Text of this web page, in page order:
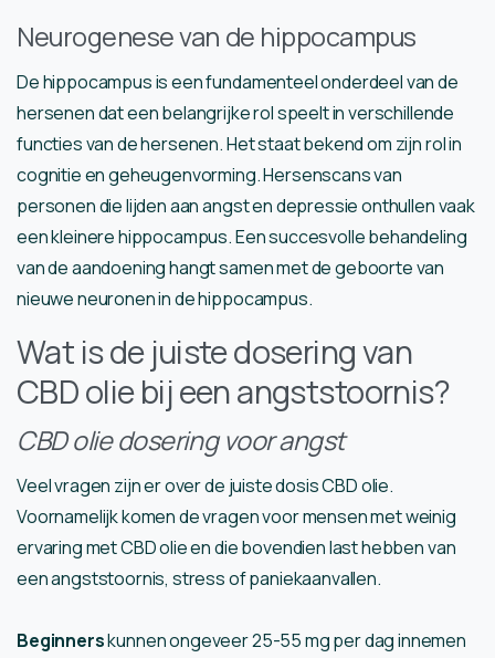
Neurogenese van de hippocampus
De hippocampus is een fundamenteel onderdeel van de
hersenen dat een belangrijke rol speelt in verschillende
functies van de hersenen. Het staat bekend om zijn rol in
cognitie en geheugenvorming. Hersenscans van
personen die lijden aan angst en depressie onthullen vaak
een kleinere hippocampus. Een succesvolle behandeling
van de aandoening hangt samen met de geboorte van
nieuwe neuronen in de hippocampus.
Wat is de juiste dosering van
CBD olie bij een angststoornis?
CBD olie dosering voor angst
Veel vragen zijn er over de juiste dosis CBD olie.
Voornamelijk komen de vragen voor mensen met weinig
ervaring met CBD olie en die bovendien last hebben van
een angststoornis, stress of paniekaanvallen.
Beginnerskunnen ongeveer 25-55 mg per dag innemen